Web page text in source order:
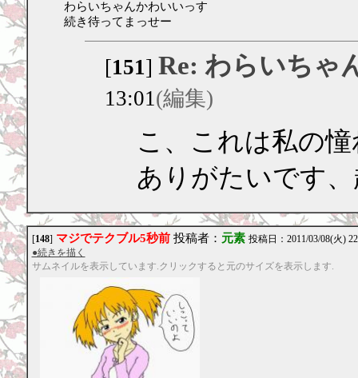
わらいちゃんかわいいっす
続き待ってまっせー
[151] Re: わらいちゃ
13:01 (編集)
こ、これは私の
ありがたいです
[148] マジでテクブル5秒前投稿者： 元素 投稿日：2011/03/08(火)
●続きを描く
サムネイルを表示しています.クリックすると元のサイズを表示します.